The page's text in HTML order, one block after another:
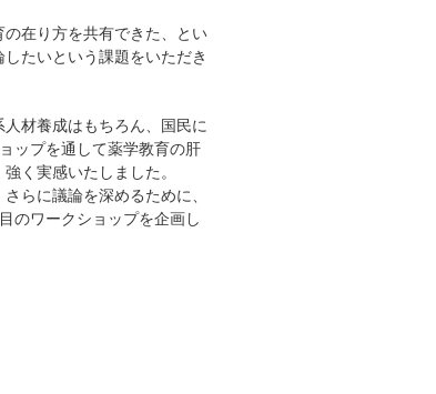
在り方を共有できた、とい
たいという課題をいただき
材養成はもちろん、国民に
ップを通して薬学教育の肝
く実感いたしました。
らに議論を深めるために、
のワークショップを企画し